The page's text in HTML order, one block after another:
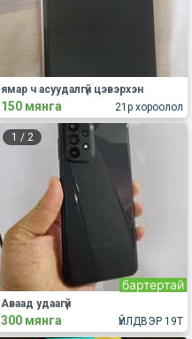
21р хороолол
ямар ч асуудалгүй цэвэрхэн
150 мянга
1 / 2
бартертай
ҮЙЛДВЭР 19Т
Аваад удаагүй
300 мянга